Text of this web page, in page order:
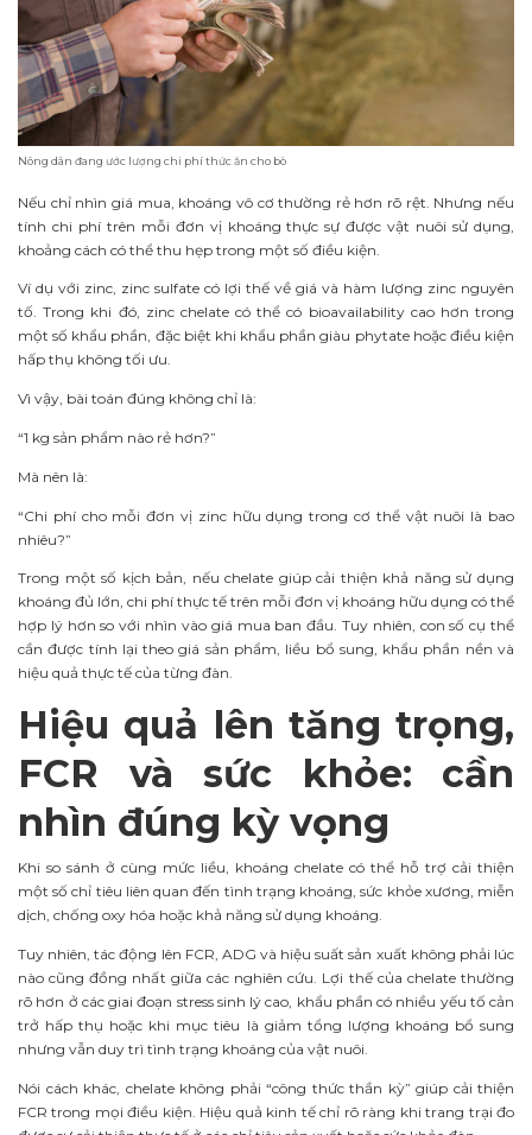
Nông dân đang ước lượng chi phí thức ăn cho bò
Nếu chỉ nhìn giá mua, khoáng vô cơ thường rẻ hơn rõ rệt. Nhưng nếu
tính chi phí trên mỗi đơn vị khoáng thực sự được vật nuôi sử dụng,
khoảng cách có thể thu hẹp trong một số điều kiện.
Ví dụ với zinc, zinc sulfate có lợi thế về giá và hàm lượng zinc nguyên
tố. Trong khi đó, zinc chelate có thể có bioavailability cao hơn trong
một số khẩu phần, đặc biệt khi khẩu phần giàu phytate hoặc điều kiện
hấp thụ không tối ưu.
Vì vậy, bài toán đúng không chỉ là:
“1 kg sản phẩm nào rẻ hơn?”
Mà nên là:
“Chi phí cho mỗi đơn vị zinc hữu dụng trong cơ thể vật nuôi là bao
nhiêu?”
Trong một số kịch bản, nếu chelate giúp cải thiện khả năng sử dụng
khoáng đủ lớn, chi phí thực tế trên mỗi đơn vị khoáng hữu dụng có thể
hợp lý hơn so với nhìn vào giá mua ban đầu. Tuy nhiên, con số cụ thể
cần được tính lại theo giá sản phẩm, liều bổ sung, khẩu phần nền và
hiệu quả thực tế của từng đàn.
Hiệu quả lên tăng trọng,
FCR và sức khỏe: cần
nhìn đúng kỳ vọng
Khi so sánh ở cùng mức liều, khoáng chelate có thể hỗ trợ cải thiện
một số chỉ tiêu liên quan đến tình trạng khoáng, sức khỏe xương, miễn
dịch, chống oxy hóa hoặc khả năng sử dụng khoáng.
Tuy nhiên, tác động lên FCR, ADG và hiệu suất sản xuất không phải lúc
nào cũng đồng nhất giữa các nghiên cứu. Lợi thế của chelate thường
rõ hơn ở các giai đoạn stress sinh lý cao, khẩu phần có nhiều yếu tố cản
trở hấp thụ hoặc khi mục tiêu là giảm tổng lượng khoáng bổ sung
nhưng vẫn duy trì tình trạng khoáng của vật nuôi.
Nói cách khác, chelate không phải “công thức thần kỳ” giúp cải thiện
FCR trong mọi điều kiện. Hiệu quả kinh tế chỉ rõ ràng khi trang trại đo